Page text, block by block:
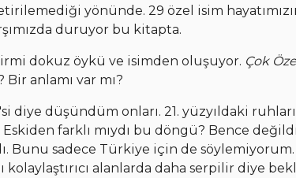
yönünde. 29 özel isim
duruyor bu kitapta.
dokuz öykü ve isimden oluşuyor. Çok
anlamı var mı?
diye düşündüm onları. 21. yüzyıldaki
farklı mıydı bu döngü? Bence
Bunu sadece Türkiye için de
kolaylaştırıcı alanlarda daha serpilir diye